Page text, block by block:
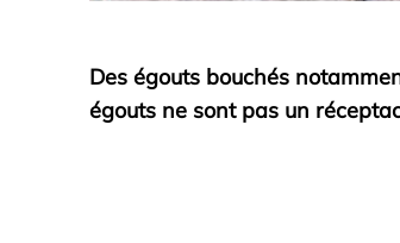
Des égouts bouchés
égouts ne sont pas un